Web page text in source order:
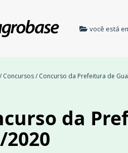
você está
/ Concursos/ Concurso da Prefeitura de
da
2020